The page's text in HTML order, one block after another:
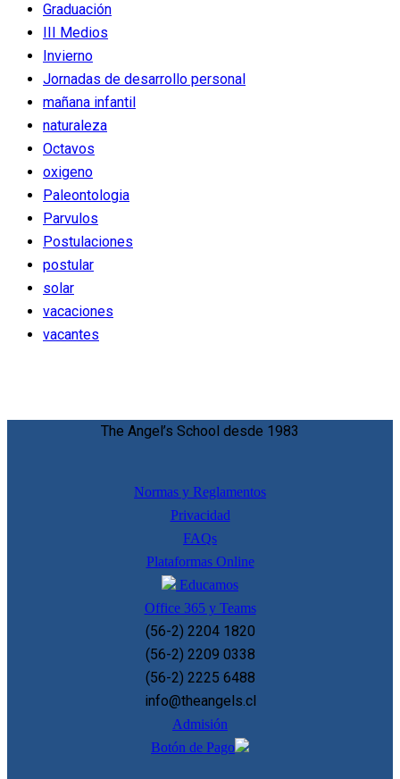
Graduación
III Medios
Invierno
Jornadas de desarrollo personal
mañana infantil
naturaleza
Octavos
oxigeno
Paleontologia
Parvulos
Postulaciones
postular
solar
vacaciones
vacantes
The Angel’s School desde 1983
Normas y Reglamentos
Privacidad
FAQs
Plataformas Online
Educamos
Office 365 y Teams
(56-2) 2204 1820
(56-2) 2209 0338
(56-2) 2225 6488
info@theangels.cl
Admisión
Botón de Pago